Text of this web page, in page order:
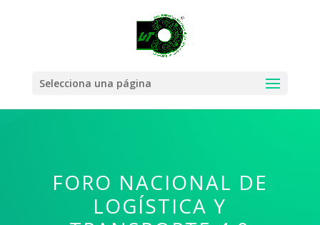
Selecciona una página
FORO NACIONAL DE
LOGÍSTICA Y